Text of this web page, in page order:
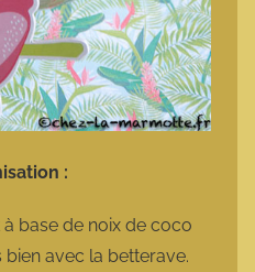
:
base de noix de coco
avec la betterave.